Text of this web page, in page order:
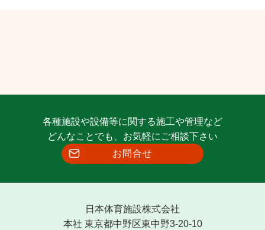
各種施設や設備等に関する施工や管理など
どんなことでも、お気軽にご相談下さい
お問合せ
日本体育施設株式会社
本社 東京都中野区東中野3-20-10